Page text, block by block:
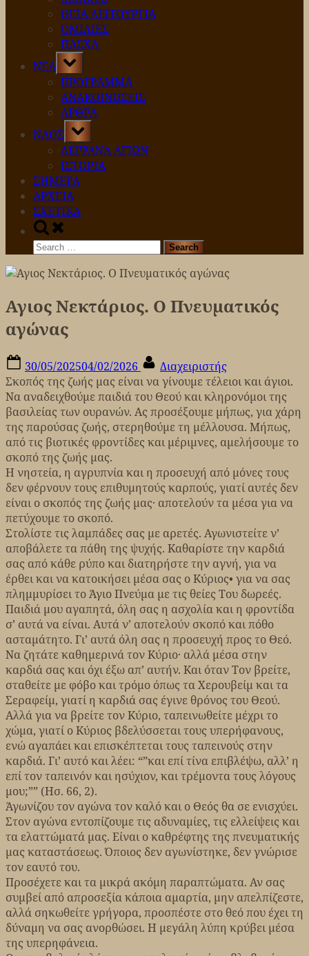
ΘΕΙΑ ΛΕΙΤΟΥΡΓΙΑ
ΟΜΙΛΙΕΣ
ΠΑΣΧΑ
ΝΕΑ
Toggle
sub-
menu
ΠΡΟΓΡΑΜΜΑ
ΑΝΑΚΟΙΝΩΣΕΙΣ
ΑΡΘΡΑ
ΝΑΟΣ
Toggle
sub-
menu
ΛΕΙΨΑΝΑ ΑΓΙΩΝ
ΙΣΤΟΡΙΑ
ΣΗΜΕΡΑ
ΑΡΧΕΙΑ
ΣΧΕΤΙΚΑ
Toggle
search
form
Search
Αγιος Νεκτάριος. Ο Πνευματικός
αγώνας
Posted
on
30/05/202504/02/2026 By
Διαχειριστής
Σκοπός της ζωής μας είναι να γίνουμε τέλειοι και άγιοι.
Να αναδειχθούμε παιδιά του Θεού και κληρονόμοι της
βασιλείας των ουρανών. Ας προσέξουμε μήπως, για χάρη
της παρούσας ζωής, στερηθούμε τη μέλλουσα. Μήπως,
από τις βιοτικές φροντίδες και μέριμνες, αμελήσουμε το
σκοπό της ζωής μας.
Η νηστεία, η αγρυπνία και η προσευχή από μόνες τους
δεν φέρνουν τους επιθυμητούς καρπούς, γιατί αυτές δεν
είναι ο σκοπός της ζωής μας· αποτελούν τα μέσα για να
πετύχουμε το σκοπό.
Στολίστε τις λαμπάδες σας με αρετές. Αγωνιστείτε ν’
αποβάλετε τα πάθη της ψυχής. Καθαρίστε την καρδιά
σας από κάθε ρύπο και διατηρήστε την αγνή, για να
έρθει και να κατοικήσει μέσα σας ο Κύριος• για να σας
πλημμυρίσει το Άγιο Πνεύμα με τις θείες Του δωρεές.
Παιδιά μου αγαπητά, όλη σας η ασχολία και η φροντίδα
σ’ αυτά να είναι. Αυτά ν’ αποτελούν σκοπό και πόθο
ασταμάτητο. Γι’ αυτά όλη σας η προσευχή προς το Θεό.
Να ζητάτε καθημερινά τον Κύριο· αλλά μέσα στην
καρδιά σας και όχι έξω απ’ αυτήν. Και όταν Τον βρείτε,
σταθείτε με φόβο και τρόμο όπως τα Χερουβείμ και τα
Σεραφείμ, γιατί η καρδιά σας έγινε θρόνος του Θεού.
Αλλά για να βρείτε τον Κύριο, ταπεινωθείτε μέχρι το
χώμα, γιατί ο Κύριος βδελύσσεται τους υπερήφανους,
ενώ αγαπάει και επισκέπτεται τους ταπεινούς στην
καρδιά. Γι’ αυτό και λέει: “”και επί τίνα επιβλέψω, αλλ’ η
επί τον ταπεινόν και ησύχιον, και τρέμοντα τους λόγους
μου;”” (Ησ. 66, 2).
Άγωνίζου τον αγώνα τον καλό και ο Θεός θα σε ενισχύει.
Στον αγώνα εντοπίζουμε τις αδυναμίες, τις ελλείψεις και
τα ελαττώματά μας. Είναι ο καθρέφτης της πνευματικής
μας καταστάσεως. Όποιος δεν αγωνίστηκε, δεν γνώρισε
τον εαυτό του.
Προσέχετε και τα μικρά ακόμη παραπτώματα. Αν σας
συμβεί από απροσεξία κάποια αμαρτία, μην απελπίζεστε,
αλλά σηκωθείτε γρήγορα, προσπέστε στο θεό που έχει τη
δύναμη να σας ανορθώσει. Η μεγάλη λύπη κρύβει μέσα
της υπερηφάνεια.